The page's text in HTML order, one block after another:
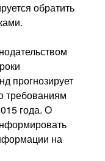
обратить
прогнозирует
требованиям
года. О
на